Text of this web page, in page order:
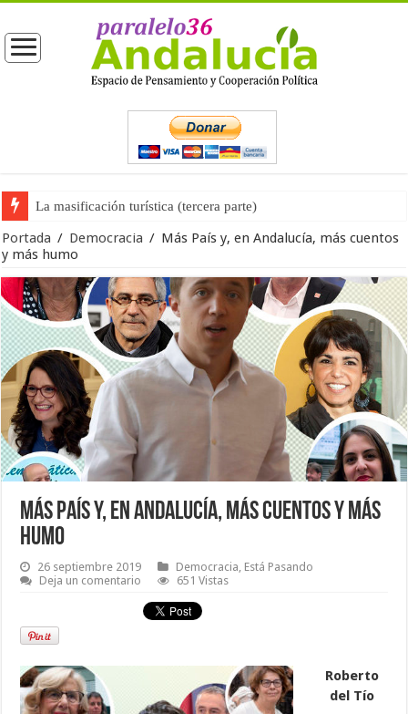
La opinión pública ante las próximas elecciones generales
Portada / Democracia / Más País y, en Andalucía, más cuentos
y más humo
Más País y, en Andalucía, más cuentos y más
humo
26 septiembre 2019 Democracia, Está Pasando
Deja un comentario
651 Vistas
Roberto
del Tío